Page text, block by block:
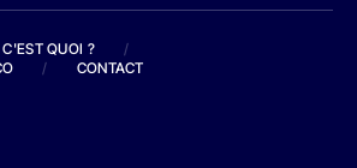
QUOI ?
/
/ CONTACT